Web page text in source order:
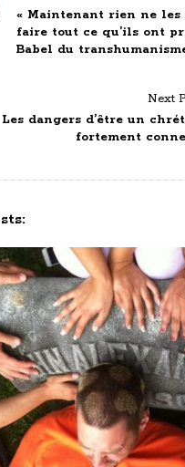
« Maintenant rien ne les
faire tout ce qu’ils ont
Babel du
Next
Les dangers d’être un
fortement